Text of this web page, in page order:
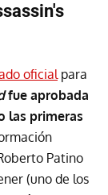
oficialpara
fue aprobada
las primeras
Patino
(uno de los